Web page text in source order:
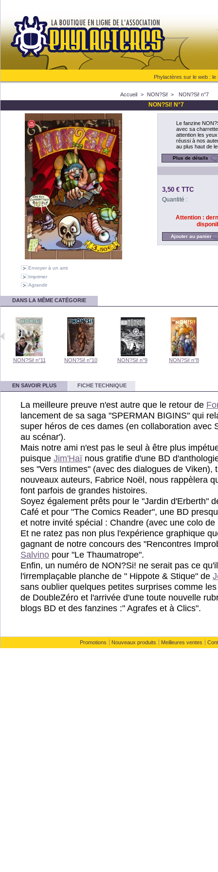
Phylactères sur le web : le
Accueil > NON?Si! > NON?Si! n°7
NON?SI! N°7
Envoyer à un ami
Imprimer
Agrandir
Le fanzine
avec sa
attention les
réussi à nos
au plus haut de
Plus de détails
3,50 €TTC
Quantité :
Attention :
DANS LA MÊME CATÉGORIE
NON?Si! n°11 NON?Si! n°10 NON?Si! n°9 NON?Si! n°8
EN SAVOIR PLUS FICHE TECHNIQUE
La meilleure preuve n'est autre que le retour de
lancement de sa saga "SPERMAN BIGINS" qui
super héros de ces dames (en collaboration avec
au scénar').
Mais notre ami n'est pas le seul à être plus
puisque Jim'Haï nous gratifie d'une BD
ses "Vers Intimes" (avec des dialogues de Viken),
nouveaux auteurs, Fabrice Noël, nous rappèlera
font parfois de grandes histoires.
Soyez également prêts pour le "Jardin d'Erberth"
Café et pour "The Comics Reader", une BD
et notre invité spécial : Chandre (avec une colo
Et ne ratez pas non plus l'expérience graphique
gagnant de notre concours des "Rencontres
Salvino pour "Le Thaumatrope".
Enfin, un numéro de NON?Si! ne serait pas ce
l'irremplaçable planche de " Hippote & Stique" de
sans oublier quelques petites surprises comme
de DoubleZéro et l'arrivée d'une toute nouvelle
blogs BD et des fanzines :" Agrafes et à Clics".
Promotions Nouveaux produits Meilleures ventes